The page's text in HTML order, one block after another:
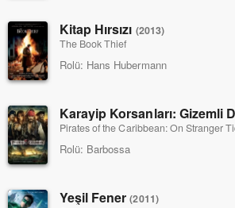
Kitap Hırsızı (2013)
The Book Thief
Rolü: Hans Hubermann
Karayip Korsanları: Gizemli
Pirates of the Caribbean: On Stranger
Rolü: Barbossa
Yeşil Fener(2011)